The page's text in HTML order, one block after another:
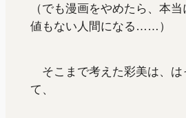
（でも漫画をやめたら、本
値もない人間になる……）
そこまで考えた彩美は、は
て、